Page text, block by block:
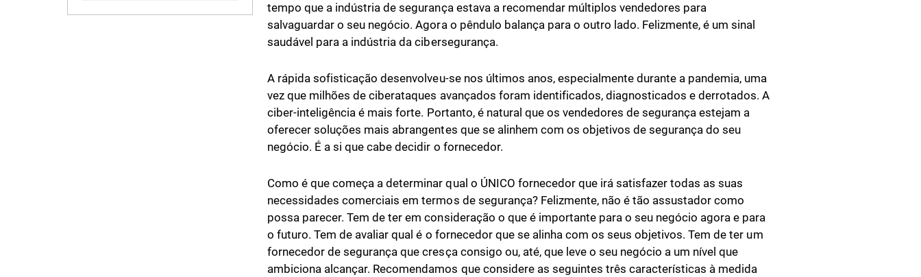
tempo que a indústria de segurança estava a recomendar múltiplos vendedores para
salvaguardar o seu negócio. Agora o pêndulo balança para o outro lado. Felizmente, é um sinal
saudável para a indústria da cibersegurança.
A rápida sofisticação desenvolveu-se nos últimos anos, especialmente durante a pandemia, uma
vez que milhões de ciberataques avançados foram identificados, diagnosticados e derrotados. A
ciber-inteligência é mais forte. Portanto, é natural que os vendedores de segurança estejam a
oferecer soluções mais abrangentes que se alinhem com os objetivos de segurança do seu
negócio. É a si que cabe decidir o fornecedor.
Como é que começa a determinar qual o ÚNICO fornecedor que irá satisfazer todas as suas
necessidades comerciais em termos de segurança? Felizmente, não é tão assustador como
possa parecer. Tem de ter em consideração o que é importante para o seu negócio agora e para
o futuro. Tem de avaliar qual é o fornecedor que se alinha com os seus objetivos. Tem de ter um
fornecedor de segurança que cresça consigo ou, até, que leve o seu negócio a um nível que
ambiciona alcançar. Recomendamos que considere as seguintes três características à medida